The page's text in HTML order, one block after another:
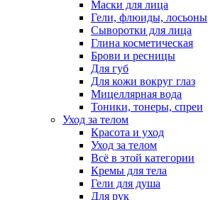
Маски для лица
Гели, флюиды, лосьоны
Сыворотки для лица
Глина косметическая
Брови и ресницы
Для губ
Для кожи вокруг глаз
Мицеллярная вода
Тоники, тонеры, спреи
Уход за телом
Красота и уход
Уход за телом
Всё в этой категории
Кремы для тела
Гели для душа
Для рук